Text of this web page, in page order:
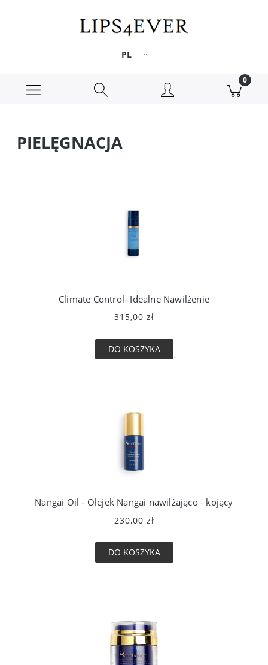
PIELĘGNACJA
Climate Control- Idealne Nawilżenie
315,00 zł
DO KOSZYKA
Nangai Oil - Olejek Nangai nawilżająco - kojący
230,00 zł
DO KOSZYKA